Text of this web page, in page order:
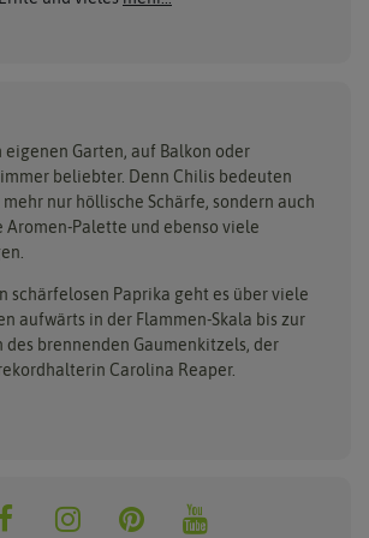
Anzucht, Kultivierung
& Ernte
Pikieren
Umtopfen
Auspflanzen
Überwintern
Gusta Garden
Hortitops
Jiffy
Saatgut
Saflax
Samen Maier
Thompson & Morgan
eigenen Garten, auf Balkon oder
beliebter. Denn Chilis bedeuten
nur höllische Schärfe, sondern auch
Palette und ebenso viele
schärfelosen Paprika geht es über viele
aufwärts in der Flammen-Skala bis zur
brennenden Gaumenkitzels, der
Carolina Reaper.